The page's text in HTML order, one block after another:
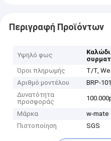
Περιγραφή Προϊόντων
Υψηλό φως
Όροι πληρωμής
T/T,
Αριθμό μοντέλου
BRP-101
Δυνατότητα
προσφοράς
Μάρκα
w-mate
Πιστοποίηση
SGS